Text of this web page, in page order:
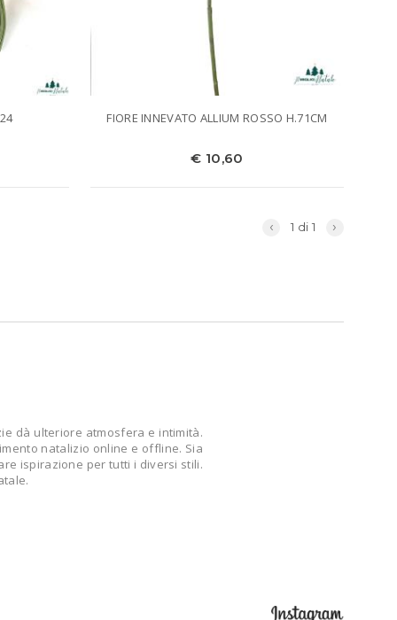
FIORE INNEVATO ALLIUM ROSSO H.71CM
€ 10,60
‹ 1 di 1 ›
dà ulteriore atmosfera e intimità.
natalizio online e offline. Sia
ispirazione per tutti i diversi stili.